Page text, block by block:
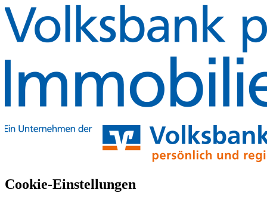
Cookie-Einstellungen